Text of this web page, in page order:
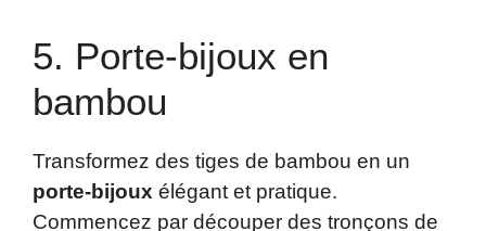
5. Porte-bijoux en
bambou
Transformez des tiges de bambou en un
porte-bijoux élégant et pratique.
Commencez par découper des tronçons de